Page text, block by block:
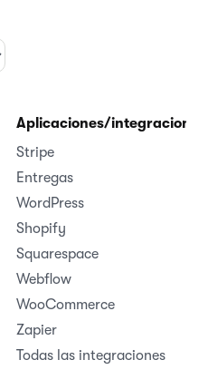
Aplicaciones/integraciones
Stripe
Entregas
WordPress
Shopify
Squarespace
Webflow
WooCommerce
Zapier
Todas las integraciones